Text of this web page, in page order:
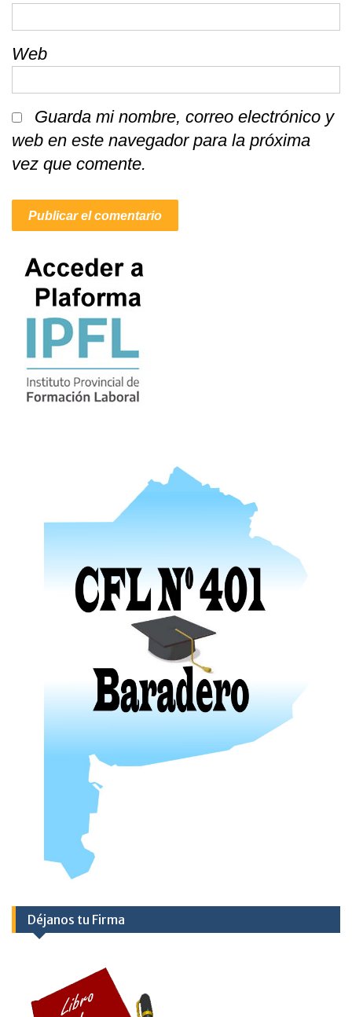
Web
Guarda mi nombre, correo electrónico y
web en este navegador para la próxima
vez que comente.
Déjanos tu Firma